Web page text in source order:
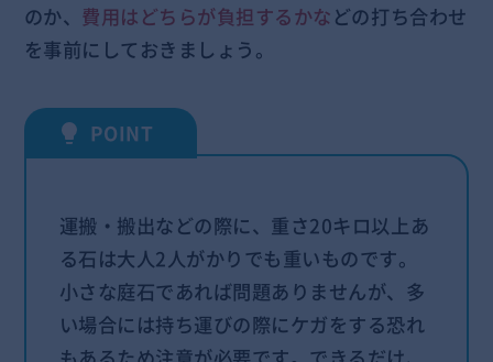
のか、 費用はどちらが負担するかなどの打ち合わせ
を事前にしておきましょう。
運搬・搬出などの際に、重さ20キロ以上あ
る石は大人2人がかりでも重いものです。
小さな庭石であれば問題ありませんが、多
い場合には持ち運びの際にケガをする恐れ